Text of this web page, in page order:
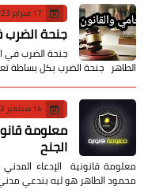
17 فبراير 2023
جنحة
جنحة الضرب في
الطاهر جنحة الضرب بكل بساطة
14 سبتمبر 2022
معلومة
الجنح
معلومة قانونية الإدعاء
محمود الطاهر هو ليه بندعي